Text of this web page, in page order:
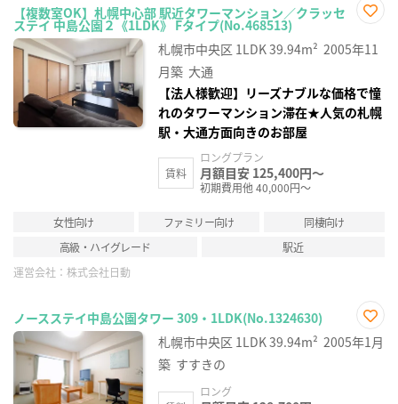
【複数室OK】札幌中心部 駅近タワーマンション／クラッセ
ステイ 中島公園２《1LDK》 Fタイプ(No.468513)
に入
り登
札幌市中央区 1LDK39.94m² 2005年11
月築 大通
【法人様歓迎】リーズナブルな価格で憧
れのタワーマンション滞在★人気の札幌
駅・大通方面向きのお部屋
賃料
ロングプラン
月額目安 125,400円～
初期費用他 40,000円～
女性向け ファミリー向け
同棲向け
高級・ハイグレード
駅近
運営会社： 株式会社日動
ノースステイ中島公園タワー 309・1LDK(No.1324630)
お気
に入
札幌市中央区 1LDK39.94m² 2005年1月
築 すすきの
ロング